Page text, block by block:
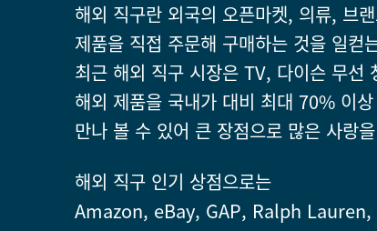
해외 직구란 외국의 오픈마켓, 의류, 브
제품을 직접 주문해 구매하는 것을 일컫
최근 해외 직구 시장은 TV, 다이슨 무선
해외 제품을 국내가 대비 최대 70% 이
만나 볼 수 있어 큰 장점으로 많은 사랑
해외 직구 인기 상점으로는
Amazon, eBay, GAP, Ralph Lauren,